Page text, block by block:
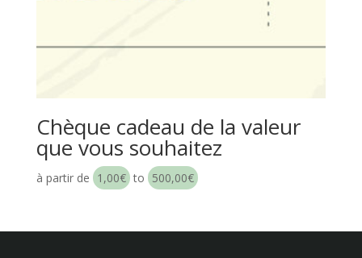
Chèque cadeau de la valeur
que vous souhaitez
à partir de 1,00€ to 500,00€